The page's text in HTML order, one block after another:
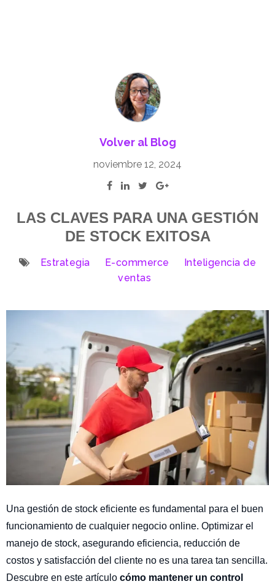
Volver al Blog
noviembre 12, 2024
LAS CLAVES PARA UNA GESTIÓN
DE STOCK EXITOSA
Estrategia E-commerce
Inteligencia de
ventas
Una gestión de stock eficiente es fundamental para el buen
funcionamiento de cualquier negocio online. Optimizar el
manejo de stock, asegurando eficiencia, reducción de
costos y satisfacción del cliente no es una tarea tan sencilla.
Descubre en este artículo cómo mantener un control